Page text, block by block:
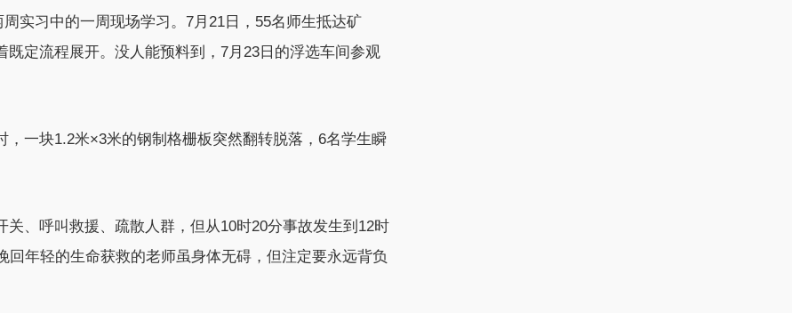
实习中的一周现场学习。7月21日，55名师生抵达矿
定流程展开。没人能预料到，7月23日的浮选车间参观
一块1.2米×3米的钢制格栅板突然翻转脱落，6名学生瞬
、呼叫救援、疏散人群，但从10时20分事故发生到12时
年轻的生命获救的老师虽身体无碍，但注定要永远背负